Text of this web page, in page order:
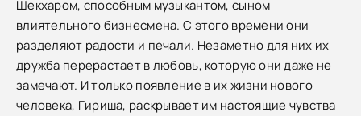
Шекхаром, способным музыкантом, сыном
влиятельного бизнесмена. С этого времени они
разделяют радости и печали. Незаметно для них их
дружба перерастает в любовь, которую они даже не
замечают. И только появление в их жизни нового
человека, Гириша, раскрывает им настоящие чувства